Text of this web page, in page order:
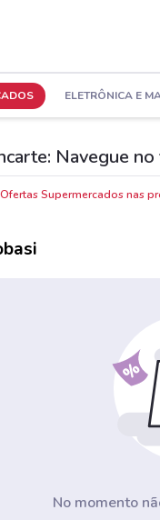
ELETRÔNICA E
Navegue
Ofertas Supermercados nas
No momento